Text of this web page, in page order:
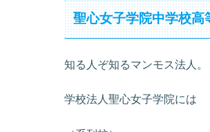
聖心女子学院中学校高
知る人ぞ知るマンモス法人。
学校法人聖心女子学院には